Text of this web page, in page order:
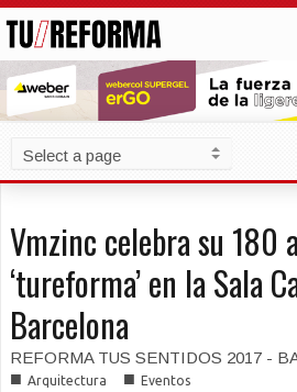
Vmzinc celebra su 180
‘tureforma’ en la Sala
Barcelona
REFORMA TUS SENTIDOS 2017 -
■ Arquitectura ■ Eventos